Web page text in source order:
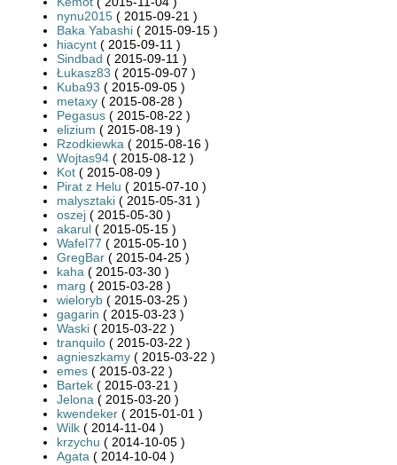
nynu2015 ( 2015-09-21 )
Baka Yabashi ( 2015-09-15 )
hiacynt ( 2015-09-11 )
Sindbad ( 2015-09-11 )
Łukasz83 ( 2015-09-07 )
Kuba93 ( 2015-09-05 )
metaxy ( 2015-08-28 )
Pegasus ( 2015-08-22 )
elizium ( 2015-08-19 )
Rzodkiewka ( 2015-08-16 )
Wojtas94 ( 2015-08-12 )
Kot ( 2015-08-09 )
Pirat z Helu ( 2015-07-10 )
malysztaki ( 2015-05-31 )
oszej ( 2015-05-30 )
akarul ( 2015-05-15 )
Wafel77 ( 2015-05-10 )
GregBar ( 2015-04-25 )
kaha ( 2015-03-30 )
marg ( 2015-03-28 )
wieloryb ( 2015-03-25 )
gagarin ( 2015-03-23 )
Waski ( 2015-03-22 )
tranquilo ( 2015-03-22 )
agnieszkamy ( 2015-03-22 )
emes ( 2015-03-22 )
Bartek ( 2015-03-21 )
Jelona ( 2015-03-20 )
kwendeker ( 2015-01-01 )
Wilk ( 2014-11-04 )
krzychu ( 2014-10-05 )
Agata ( 2014-10-04 )